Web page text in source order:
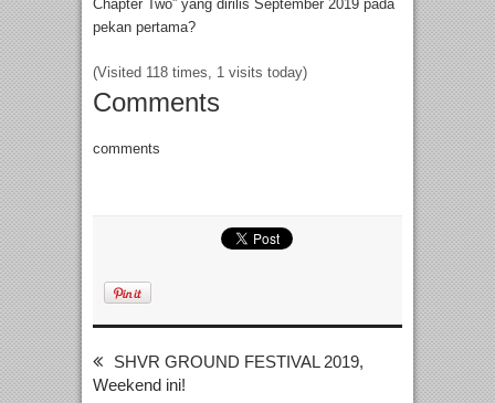
Chapter Two” yang dirilis September 2019 pada
pekan pertama?
(Visited 118 times, 1 visits today)
Comments
comments
SHVR GROUND FESTIVAL 2019,
Weekend ini!